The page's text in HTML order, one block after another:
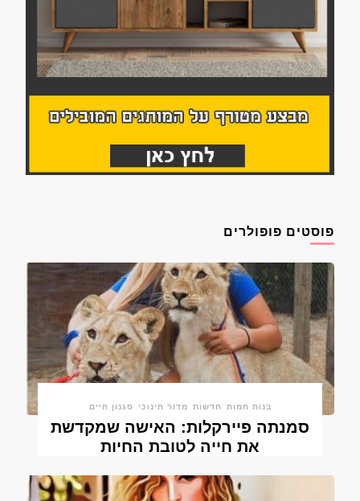
פוסטים פופולרים
בנות חמות חדשות מדור חינוכי סגנון חיים
סמנתה פיירקלות: האישה שמקדשת
את חייה לטובת החיות